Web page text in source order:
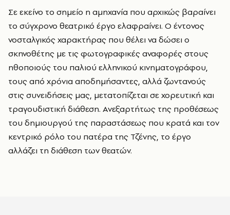
Σε εκείνο το σημείο η αμηχανία που αρχικώς βαραίνει
το σύγχρονο θεατρικό έργο ελαφραίνει. Ο έντονος
νοσταλγικός χαρακτήρας που θέλει να δώσει ο
σκηνοθέτης με τις φωτογραφικές αναφορές στους
ηθοποιούς του παλιού ελληνικού κινηματογράφου,
τους από χρόνια αποδημήσαντες, αλλά ζωντανούς
στις συνειδήσεις μας, μετατοπίζεται σε χορευτική και
τραγουδιστική διάθεση. Ανεξαρτήτως της προθέσεως
του δημιουργού της παραστάσεως που κρατά και τον
κεντρικό ρόλο του πατέρα της Τζένης, το έργο
αλλάζει τη διάθεση των θεατών.